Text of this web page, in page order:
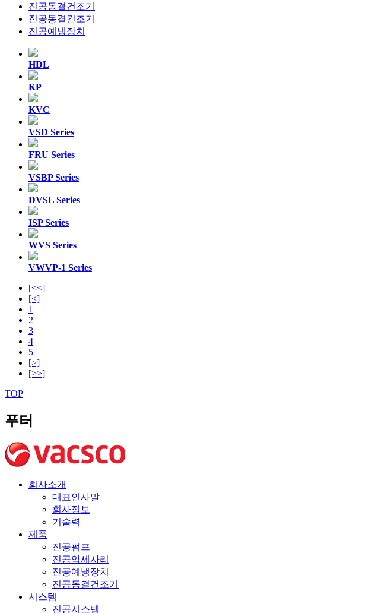
진공동결건조기
진공동결건조기
진공예냉장치
HDL
KP
KVC
VSD Series
FRU Series
VSBP Series
DVSL Series
ISP Series
WVS Series
VWVP-1 Series
[<<]
[<]
1
2
3
4
5
[>]
[>>]
TOP
푸터
회사소개
대표인사말
회사정보
기술력
제품
진공펌프
진공악세사리
진공예냉장치
진공동결건조기
시스템
진공시스템